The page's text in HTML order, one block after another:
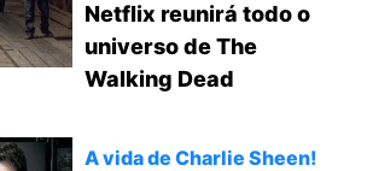
Netflix reunirá todo o
universo de The
Walking Dead
A vida de Charlie Sheen!